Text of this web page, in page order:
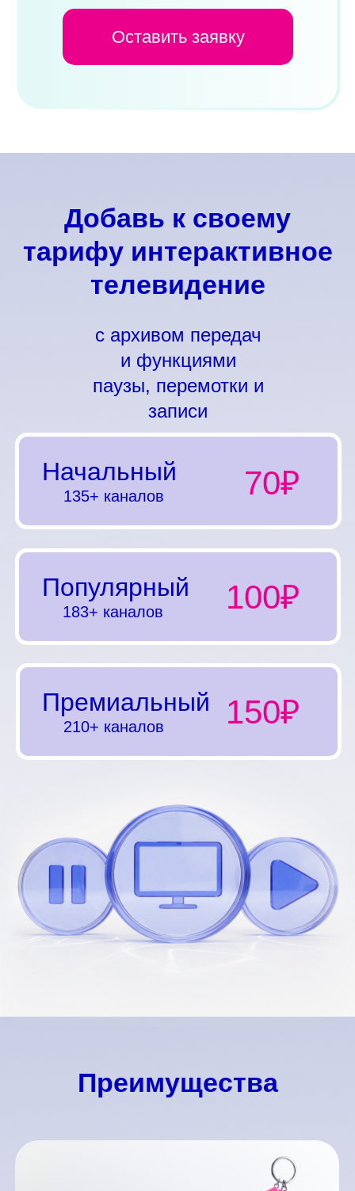
Оставить заявку
Добавь к своему
тарифу интерактивное
телевидение
с архивом передач
и функциями
паузы, перемотки и
записи
Начальный
135+ каналов 70₽
Популярный
183+ каналов 100₽
Премиальный
210+ каналов 150₽
Преимущества